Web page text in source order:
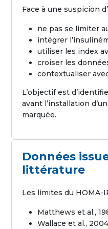
Face à une suspicion
ne pas se limiter
intégrer
utiliser les index
croiser les
contextualiser
L’objectif est
avant l’installation
marquée.
Données
littérature
Les limites du HOMA-
Matthews et al.,
Wallace et al.,